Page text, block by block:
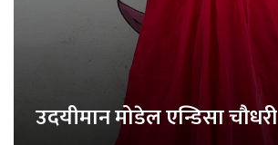
उदयीमान मोडेल एन्डिसा चौधरी